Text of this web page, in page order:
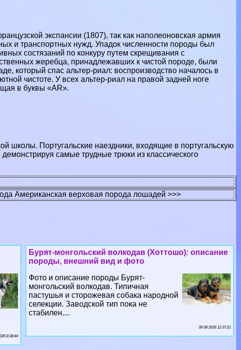
экспансии (1807), так как наполеоновская армия
и трaнcпортных нужд. Упадок численности породы был
состязаний по конкуру путем скрещивания с
жеребца, принадлежавших к чистой породе, были
который спас альтер-риал: воспроизводство началось в
чистоте. У всех альтер-риал на правой задней ноге
в буквы «AR».
школы. Португальские наездники, входящие в португальскую
самые трудные трюки из классического
Американская верховая порода лошадей >>>
Бурят-монгольский волкодав (Хоттошо): описание
породы, внешний вид и фото
Фото и описание породы Бурят-
монгольский волкодав. Типичная
пастушья и сторожевая собака народной
селекции. Заводской тип пока не
стабилен....
06 08 2026 12:37:21
8:38:44